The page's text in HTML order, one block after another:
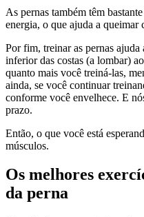
As pernas também têm
energia, o que ajuda a queimar
Por fim, treinar as pernas
inferior das costas (a lombar)
quanto mais você treiná-las,
ainda, se você continuar
conforme você envelhece. E
prazo.
Então, o que você está
músculos.
Os melhores
da perna